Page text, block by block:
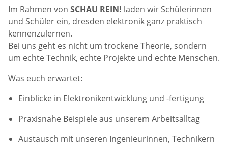
Im Rahmen von SCHAU REIN! laden wir Schülerinnen
und Schüler ein, dresden elektronik ganz praktisch
kennenzulernen.
Bei uns geht es nicht um trockene Theorie, sondern
um echte Technik, echte Projekte und echte Menschen.
Was euch erwartet:
Einblicke in Elektronikentwicklung und -fertigung
Praxisnahe Beispiele aus unserem Arbeitsalltag
Austausch mit unseren Ingenieurinnen, Technikern